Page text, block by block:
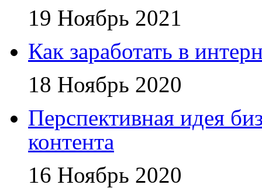
19 Ноябрь 2021
Как заработать в
18 Ноябрь 2020
Перспективная идея
контента
16 Ноябрь 2020